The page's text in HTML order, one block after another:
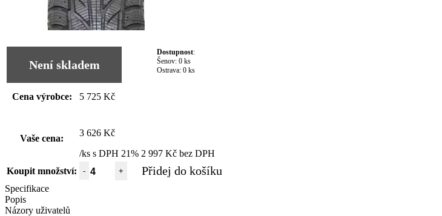
Není skladem
Dostupnost:
Šenov: 0 ks
Ostrava: 0 ks
Cena výrobce: 5 725 Kč
Vaše cena:
3 626 Kč
/ks s DPH 21% 2 997 Kč bez DPH
Koupit množství:
- + Přidej do košíku
Specifikace
Popis
Názory uživatelů